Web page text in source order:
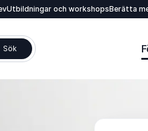
Utbildningar och workshopsBerätta
Sök